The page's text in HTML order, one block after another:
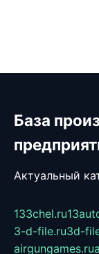
База
Актуальный
133chel.ru
3-d-file.ru3d-
airgungames.ru